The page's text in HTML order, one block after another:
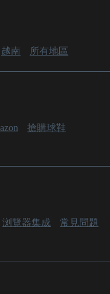
越南 所有地區
搶購球鞋
浏覽器集成
常見問題